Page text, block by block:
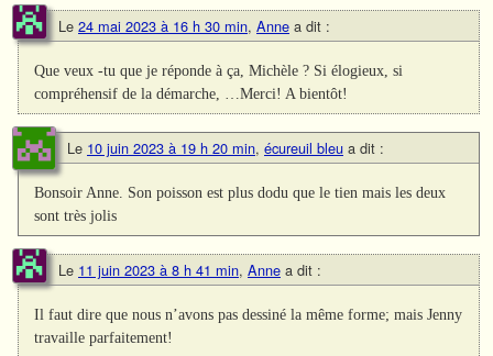
Le 24 mai 2023 à 16 h 30 min, Anne a dit :
Que veux -tu que je réponde à ça, Michèle ? Si élogieux, si
compréhensif de la démarche, …Merci! A bientôt!
Le 10 juin 2023 à 19 h 20 min, écureuil bleu a dit :
Bonsoir Anne. Son poisson est plus dodu que le tien mais les deux
sont très jolis
Le 11 juin 2023 à 8 h 41 min, Anne a dit :
Il faut dire que nous n’avons pas dessiné la même forme; mais Jenny
travaille parfaitement!